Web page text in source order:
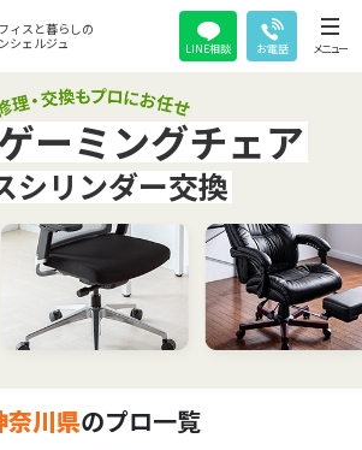
ィスと暮らしの
シェルジュ
LINE相談 お電話 メニュー
ーミングチェア
シリンダー交換
奈川県のプロ一覧